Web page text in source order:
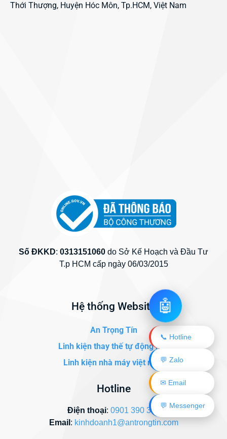
Thới Thượng, Huyện Hóc Môn, Tp.HCM, Việt Nam
Số ĐKKD: 0313151060 do Sở Kế Hoạch và Đầu Tư
T.p HCM cấp ngày 06/03/2015
Hệ thống Website
An Trọng Tín
Linh kiện thay thế tự động hóa
Linh kiện nhà máy việt nam
Hotline
Điện thoại: 0901 390 345
Email : kinhdoanh1@antrongtin.com
🤖
📞 Hotline
💬 Zalo
✉ Email
💬 Messenger